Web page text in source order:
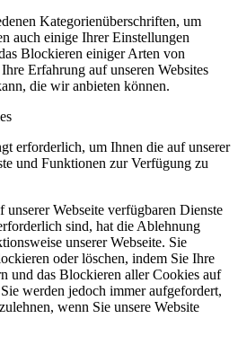
Kategorienüberschriften, um
auch einige Ihrer Einstellungen
Blockieren einiger Arten von
Erfahrung auf unseren Websites
die wir anbieten können.
erforderlich, um Ihnen die auf unserer
und Funktionen zur Verfügung zu
Webseite verfügbaren Dienste
sind, hat die Ablehnung
unserer Webseite. Sie
oder löschen, indem Sie Ihre
und das Blockieren aller Cookies auf
werden jedoch immer aufgefordert,
wenn Sie unsere Website